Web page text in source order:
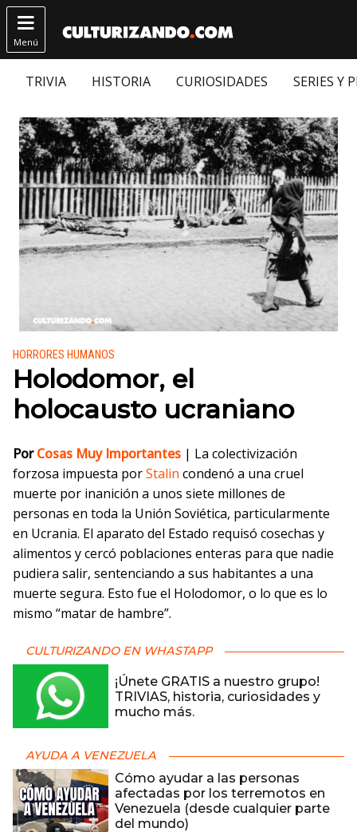

Menú
TRIVIA HISTORIA CURIOSIDADES SERIES Y
Publicado en:
HORRORES HUMANOS
Holodomor, el
holocausto ucraniano
PorCosas Muy Importantes | La colectivización
forzosa impuesta porStalin condenó a una cruel
muerte por inanición a unos siete millones de
personas en toda la Unión Soviética, particularmente
en Ucrania. El aparato del Estado requisó cosechas y
alimentos y cercó poblaciones enteras para que nadie
pudiera salir, sentenciando a sus habitantes a una
muerte segura. Esto fue el Holodomor, o lo que es lo
mismo “matar de hambre”.
CULTURIZANDO EN WHASTAPP
¡Únete GRATIS a nuestro grupo!
TRIVIAS, historia, curiosidades y
mucho más.
AYUDA A VENEZUELA
Cómo ayudar a las personas
afectadas por los terremotos en
Venezuela (desde cualquier parte
del mundo)